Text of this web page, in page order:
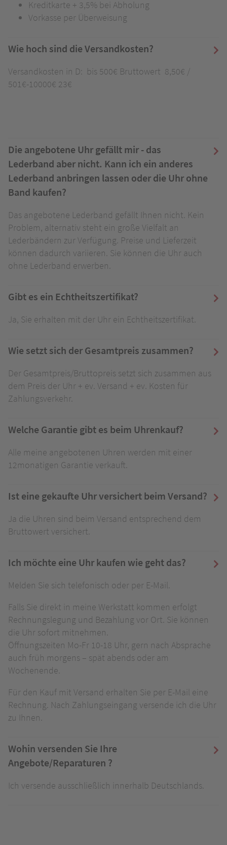
Kreditkarte + 3,5% bei Abholung
Vorkasse per Überweisung
Wie hoch sind die Versandkosten?
Versandkosten in D: bis 500€ Bruttowert 8,50€ /
501€-10000€ 23€
Die angebotene Uhr gefällt mir - das
Lederband aber nicht. Kann ich ein anderes
Lederband anbringen lassen oder die Uhr ohne
Band kaufen?
Das angebotene Lederband gefällt Ihnen nicht. Kein
Problem, alternativ steht ein große Vielfalt an
Lederbändern zur Verfügung. Preise und Lieferzeit
können dadurch variieren. Sie können die Uhr auch
ohne Lederband erwerben.
Gibt es ein Echtheitszertifikat?
Ja, Sie erhalten mit der Uhr ein Echtheitszertifikat.
Wie setzt sich der Gesamtpreis zusammen?
Der Gesamtpreis/Bruttopreis setzt sich zusammen aus
dem Preis der Uhr + ev. Versand + ev. Kosten für
Zahlungsverkehr.
Welche Garantie gibt es beim Uhrenkauf?
Alle meine angebotenen Uhren werden mit einer
12monatigen Garantie verkauft.
Ist eine gekaufte Uhr versichert beim Versand?
Ja die Uhren sind beim Versand entsprechend dem
Bruttowert versichert.
Ich möchte eine Uhr kaufen wie geht das?
Melden Sie sich telefonisch oder per E-Mail.
Falls Sie direkt in meine Werkstatt kommen erfolgt
Rechnungslegung und Bezahlung vor Ort. Sie können
die Uhr sofort mitnehmen.
Öffnungszeiten Mo-Fr 10-18 Uhr, gern nach Absprache
auch früh morgens – spät abends oder am
Wochenende.
Für den Kauf mit Versand erhalten Sie per E-Mail eine
Rechnung. Nach Zahlungseingang versende ich die Uhr
zu Ihnen.
Wohin versenden Sie Ihre
Angebote/Reparaturen ?
Ich versende ausschließlich innerhalb Deutschlands.